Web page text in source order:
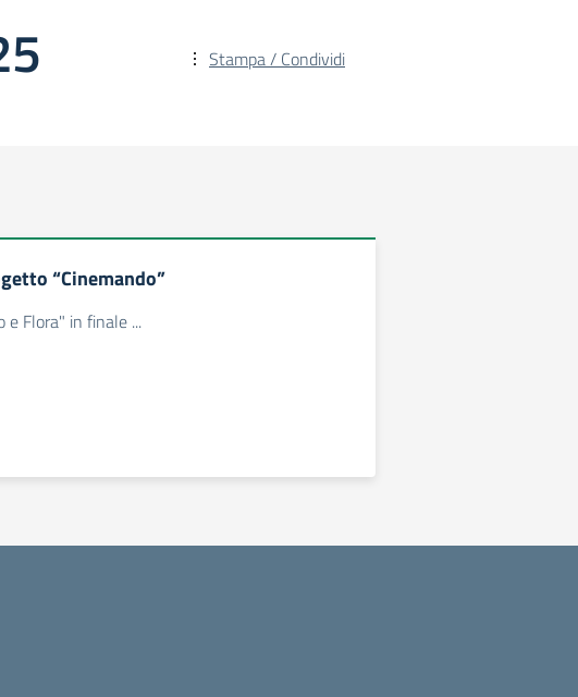
Stampa / Condividi
“Cinemando”
e Flora" in finale ...